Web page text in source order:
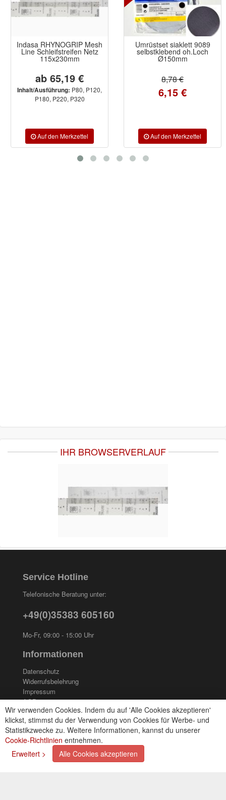
Indasa RHYNOGRIP Mesh
Line Schleifstreifen Netz
115x230mm
ab 65,19 €
Inhalt/Ausführung:P80, P120,
P180, P220, P320
Umrüstset siaklett 9089
selbstklebend oh.Loch
Ø150mm
8,78 €
6,15 €
IHR BROWSERVERLAUF
Wir verwenden Cookies. Indem du auf 'Alle Cookies akzeptieren'
klickst, stimmst du der Verwendung von Cookies für Werbe- und
Statistikzwecke zu. Weitere Informationen, kannst du unserer
Cookie-Richtlinien entnehmen.
Erweitert >
Alle Cookies akzeptieren
Service Hotline
Telefonische Beratung unter:
+49(0)35383 605160
Mo-Fr, 09:00 - 15:00 Uhr
Informationen
Datenschutz
Widerrufsbelehrung
Impressum
AGB
Kontakt
Cookies einstellungen
Zahlungsarten